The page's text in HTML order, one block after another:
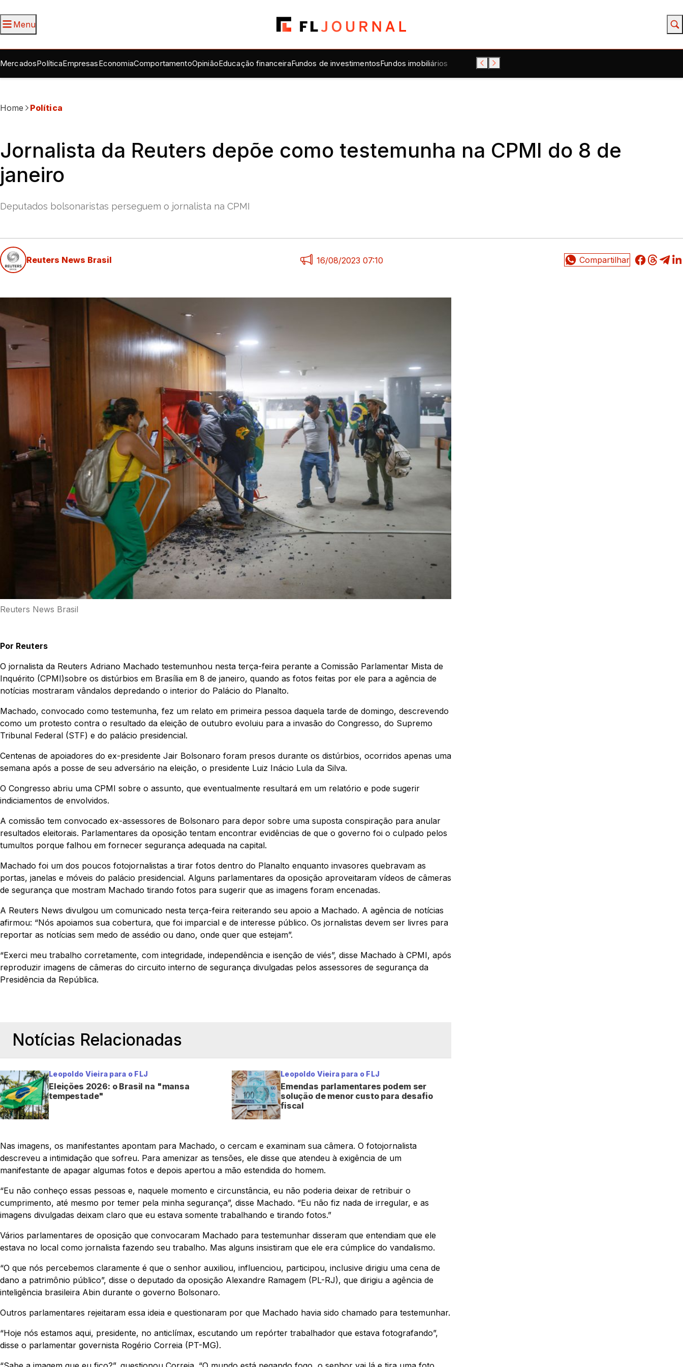
Menu
MercadosPolíticaEmpresasEconomiaComportamentoOpiniãoEducação financeiraFundos de investimentosFundos imobiliários
Home Política
Jornalista da Reuters depõe como testemunha na CPMI do 8 de
janeiro
Deputados bolsonaristas perseguem o jornalista na CPMI
Reuters News Brasil 16/08/2023 07:10
Reuters News Brasil
Por Reuters
O jornalista da Reuters Adriano Machado testemunhou nesta terça-feira perante a Comissão Parlamentar Mista de
Inquérito (CPMI)sobre os distúrbios em Brasília em 8 de janeiro, quando as fotos feitas por ele para a agência de
notícias mostraram vândalos depredando o interior do Palácio do Planalto.
Machado, convocado como testemunha, fez um relato em primeira pessoa daquela tarde de domingo, descrevendo
como um protesto contra o resultado da eleição de outubro evoluiu para a invasão do Congresso, do Supremo
Tribunal Federal (STF) e do palácio presidencial.
Centenas de apoiadores do ex-presidente Jair Bolsonaro foram presos durante os distúrbios, ocorridos apenas uma
semana após a posse de seu adversário na eleição, o presidente Luiz Inácio Lula da Silva.
O Congresso abriu uma CPMI sobre o assunto, que eventualmente resultará em um relatório e pode sugerir
indiciamentos de envolvidos.
A comissão tem convocado ex-assessores de Bolsonaro para depor sobre uma suposta conspiração para anular
resultados eleitorais. Parlamentares da oposição tentam encontrar evidências de que o governo foi o culpado pelos
tumultos porque falhou em fornecer segurança adequada na capital.
Machado foi um dos poucos fotojornalistas a tirar fotos dentro do Planalto enquanto invasores quebravam as
portas, janelas e móveis do palácio presidencial. Alguns parlamentares da oposição aproveitaram vídeos de câmeras
de segurança que mostram Machado tirando fotos para sugerir que as imagens foram encenadas.
A Reuters News divulgou um comunicado nesta terça-feira reiterando seu apoio a Machado. A agência de notícias
afirmou: “Nós apoiamos sua cobertura, que foi imparcial e de interesse público. Os jornalistas devem ser livres para
reportar as notícias sem medo de assédio ou dano, onde quer que estejam”.
“Exerci meu trabalho corretamente, com integridade, independência e isenção de viés”, disse Machado à CPMI, após
reproduzir imagens de câmeras do circuito interno de segurança divulgadas pelos assessores de segurança da
Presidência da República.
Notícias Relacionadas
Leopoldo Vieira para o FLJ
Eleições 2026: o Brasil na "mansa
tempestade"
Leopoldo Vieira para o FLJ
Emendas parlamentares podem ser
solução de menor custo para desafio
fiscal
Nas imagens, os manifestantes apontam para Machado, o cercam e examinam sua câmera. O fotojornalista
descreveu a intimidação que sofreu. Para amenizar as tensões, ele disse que atendeu à exigência de um
manifestante de apagar algumas fotos e depois apertou a mão estendida do homem.
“Eu não conheço essas pessoas e, naquele momento e circunstância, eu não poderia deixar de retribuir o
cumprimento, até mesmo por temer pela minha segurança”, disse Machado. “Eu não fiz nada de irregular, e as
imagens divulgadas deixam claro que eu estava somente trabalhando e tirando fotos.”
Vários parlamentares de oposição que convocaram Machado para testemunhar disseram que entendiam que ele
estava no local como jornalista fazendo seu trabalho. Mas alguns insistiram que ele era cúmplice do vandalismo.
“O que nós percebemos claramente é que o senhor auxiliou, influenciou, participou, inclusive dirigiu uma cena de
dano a patrimônio público”, disse o deputado da oposição Alexandre Ramagem (PL-RJ), que dirigiu a agência de
inteligência brasileira Abin durante o governo Bolsonaro.
Outros parlamentares rejeitaram essa ideia e questionaram por que Machado havia sido chamado para testemunhar.
“Hoje nós estamos aqui, presidente, no anticlímax, escutando um repórter trabalhador que estava fotografando”,
disse o parlamentar governista Rogério Correia (PT-MG).